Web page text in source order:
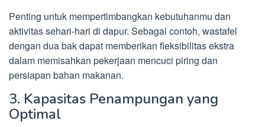
Penting untuk mempertimbangkan kebutuhanmu dan
aktivitas sehari-hari di dapur. Sebagai contoh, wastafel
dengan dua bak dapat memberikan fleksibilitas ekstra
dalam memisahkan pekerjaan mencuci piring dan
persiapan bahan makanan.
3. Kapasitas Penampungan yang
Optimal